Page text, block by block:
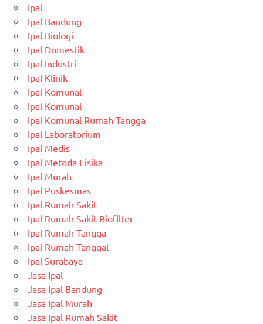
Ipal
Ipal Bandung
Ipal Biologi
Ipal Domestik
Ipal Industri
Ipal Klinik
Ipal Komunal
Ipal Komunal
Ipal Komunal Rumah Tangga
Ipal Laboratorium
Ipal Medis
Ipal Metoda Fisika
Ipal Murah
Ipal Puskesmas
Ipal Rumah Sakit
Ipal Rumah Sakit Biofilter
Ipal Rumah Tangga
Ipal Rumah Tanggal
Ipal Surabaya
Jasa Ipal
Jasa Ipal Bandung
Jasa Ipal Murah
Jasa Ipal Rumah Sakit